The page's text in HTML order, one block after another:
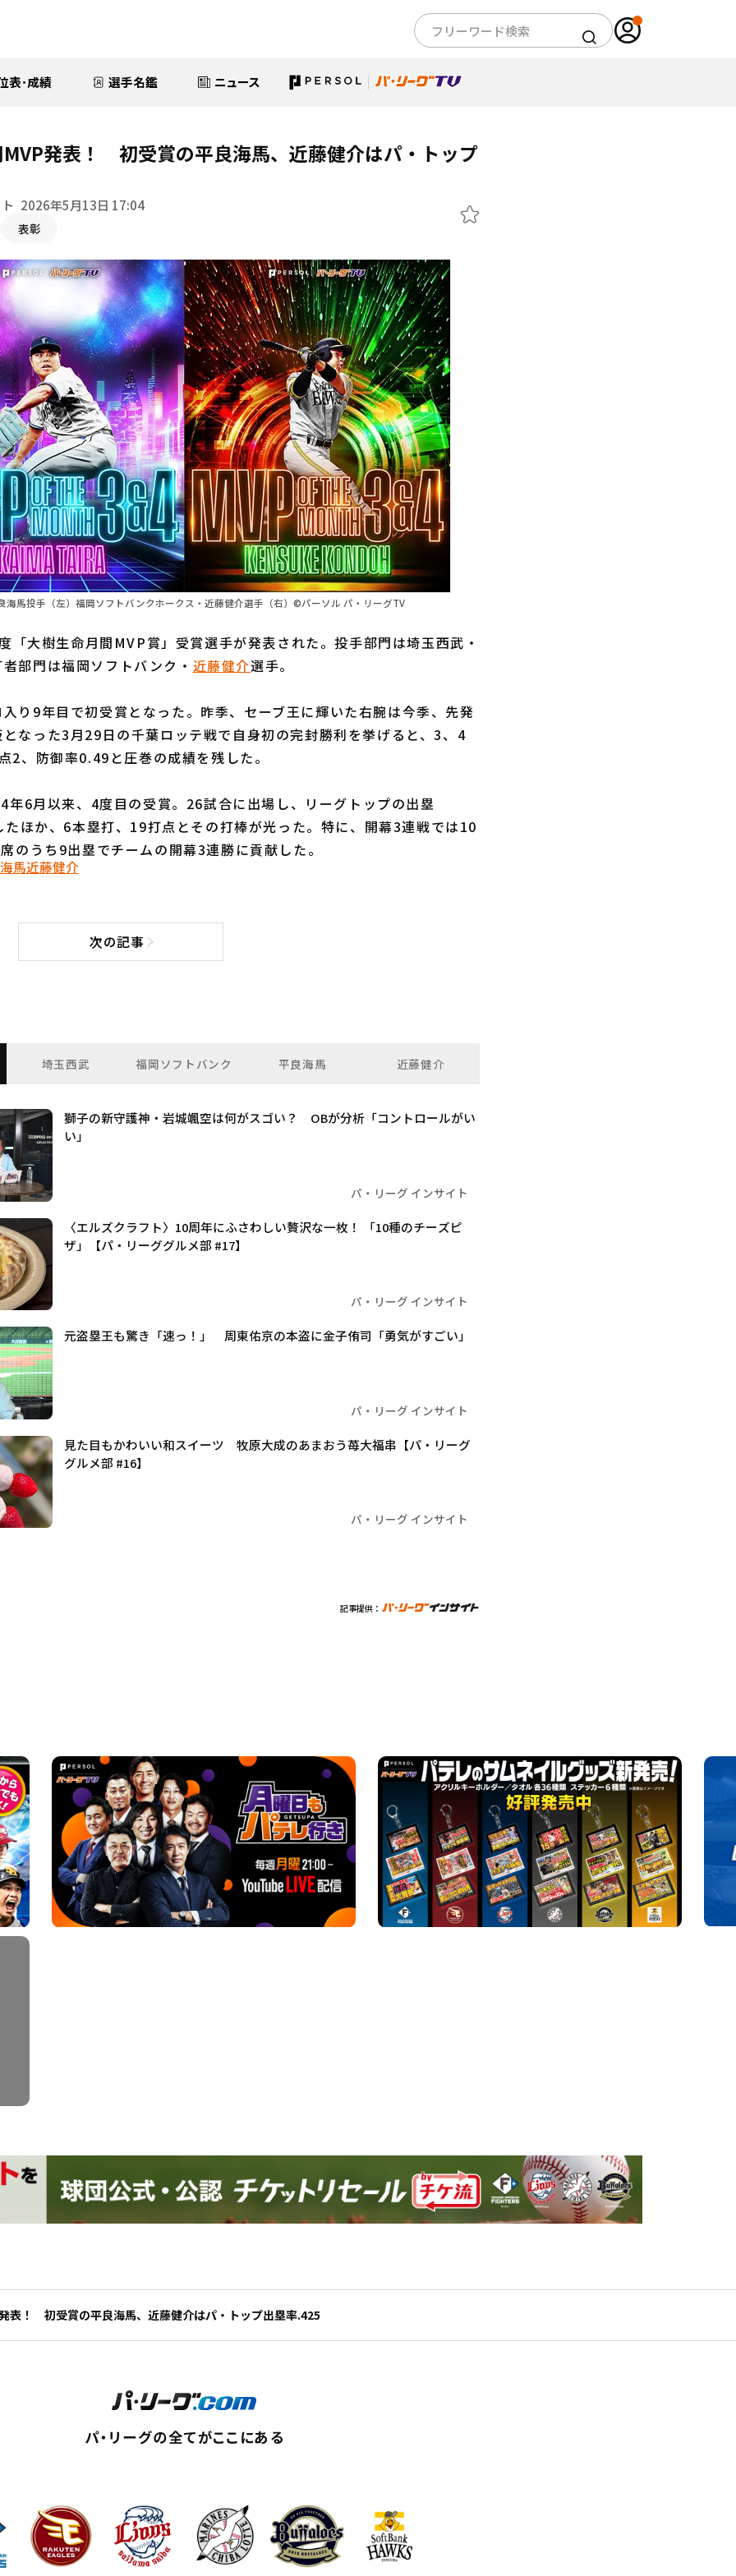
表･成績 選手名鑑 ニュース
発表！ 初受賞の平良海馬、近藤健介はパ・トップ
2026年5月13日 17:04
表彰
海馬投手（左）福岡ソフトバンクホークス・近藤健介選手（右）©パーソル パ・リーグTV
大樹生命月間MVP賞」受賞選手が発表された。投手部門は埼玉西武・
部門は福岡ソフトバンク・ 近藤健介選手。
り9年目で初受賞となった。昨季、セーブ王に輝いた右腕は今季、先発
なった3月29日の千葉ロッテ戦で自身初の完封勝利を挙げると、3、4
2、防御率0.49と圧巻の成績を残した。
6月以来、4度目の受賞。26試合に出場し、リーグトップの出塁
ほか、6本塁打、19打点とその打棒が光った。特に、開幕3連戦では10
のうち9出塁でチームの開幕3連勝に貢献した。
馬近藤健介
次の記事次の記事へ
埼玉西武 福岡ソフトバンク 平良海馬 近藤健介
獅子の新守護神・岩城颯空は何がスゴい？ OBが分析「コントロールがい
い」
パ・リーグ インサイト
〈エルズクラフト〉10周年にふさわしい贅沢な一枚！ 「10種のチーズピ
ザ」【パ・リーググルメ部 #17】
パ・リーグ インサイト
元盗塁王も驚き「速っ！」 周東佑京の本盗に金子侑司「勇気がすごい」
パ・リーグ インサイト
見た目もかわいい和スイーツ 牧原大成のあまおう苺大福串【パ・リーグ
グルメ部 #16】
パ・リーグ インサイト
記事提供：
表！ 初受賞の平良海馬、近藤健介はパ・トップ出塁率.425